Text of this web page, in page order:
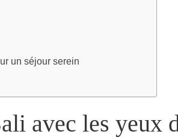
un séjour serein
avec les yeux